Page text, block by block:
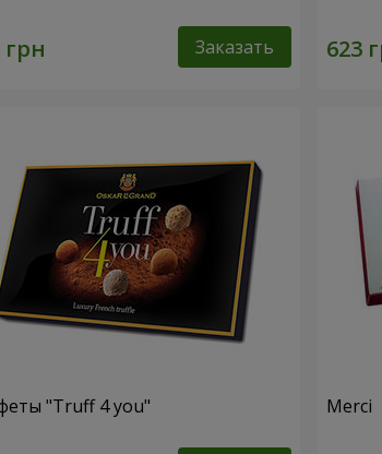
Заказать
"Truff 4 you" Merci